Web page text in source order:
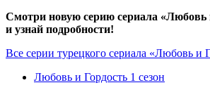
Смотри новую серию сериала «Любовь
и узнай подробности!
Все серии турецкого сериала «Любовь и
Любовь и Гордость 1 сезон